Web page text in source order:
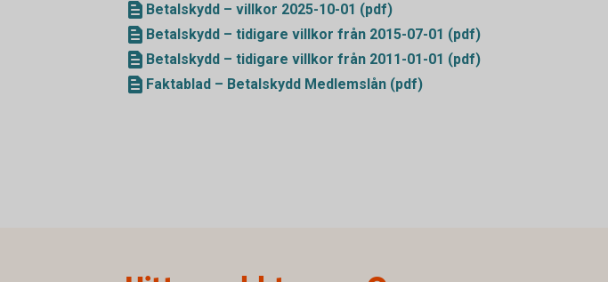
Betalskydd – villkor 2025-10-01 (pdf)
Betalskydd – tidigare villkor från 2015-07-01 (pdf)
Betalskydd – tidigare villkor från 2011-01-01 (pdf)
Faktablad – Betalskydd Medlemslån (pdf)